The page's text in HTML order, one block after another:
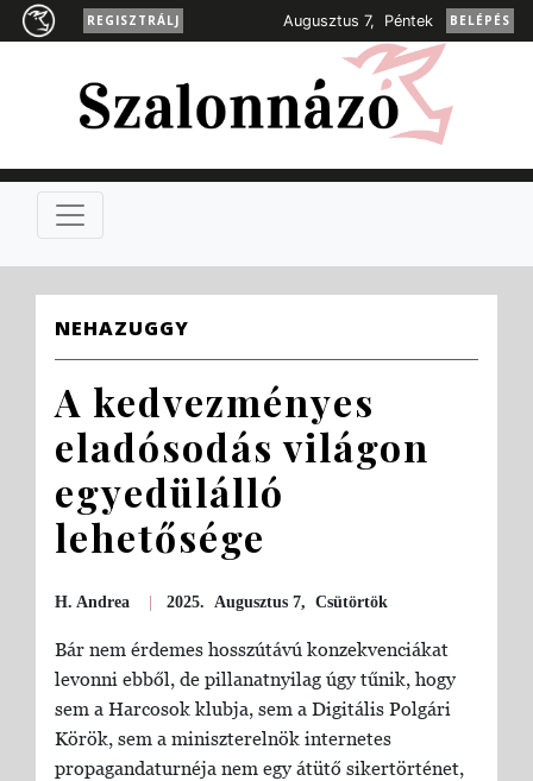
REGISZTRÁLJ Augusztus 7, Péntek BELÉPÉS
NEHAZUGGY
A kedvezményes
eladósodás világon
egyedülálló
lehetősége
H. Andrea 2025. Augusztus 7, Csütörtök
Bár nem érdemes hosszútávú konzekvenciákat
levonni ebből, de pillanatnyilag úgy tűnik, hogy
sem a Harcosok klubja, sem a Digitális Polgári
Körök, sem a miniszterelnök internetes
propagandaturnéja nem egy átütő sikertörténet,